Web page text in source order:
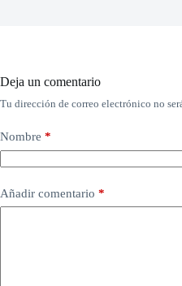
Deja un comentario
Tu dirección de correo electrónico no
Nombre *
Añadir comentario *